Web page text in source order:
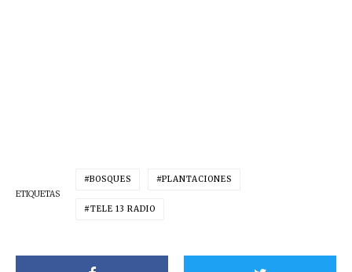
ETIQUETAS
BOSQUES PLANTACIONES
TELE 13 RADIO